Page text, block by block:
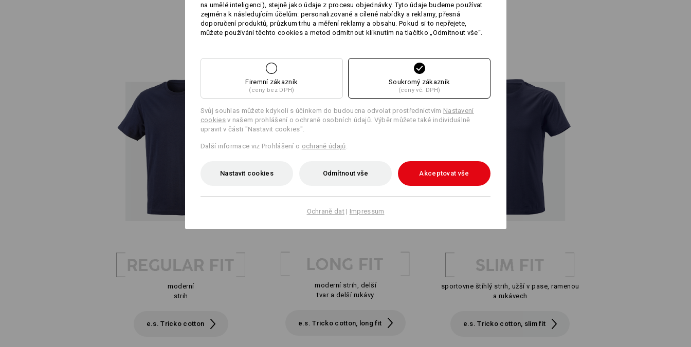
1 TRICKO – 3 STRIHY
PRO KAŽDÉHO TEN SPRÁVNÝ TVAR
moderní
strih
e.s. Tricko cotton
moderní strih, delší
tvar a delší rukávy
e.s. Tricko cotton, long fit
sportovne štíhlý strih, užší v pase, ramenou
a rukávech
e.s. Tricko cotton, slim fit
na umělé inteligenci), stejně jako údaje z procesu objednávky. Tyto údaje budeme používat
zejména k následujícím účelům: personalizované a cílené nabídky a reklamy, přesná
doporučení produktů, průzkum trhu a měření reklamy a obsahu. Pokud si to nepřejete,
můžete používání těchto cookies a metod odmítnout kliknutím na tlačítko „Odmítnout vše“.
Firemní zákazník
(ceny bez DPH)
Soukromý zákazník
(ceny vč. DPH)
Svůj souhlas můžete kdykoli s účinkem do budoucna odvolat prostřednictvím Nastavení
cookiesv našem prohlášení o ochraně osobních údajů. Výběr můžete také individuálně
upravit v části "Nastavit cookies".
Další informace viz Prohlášení o ochraně údajů
Nastavit cookies Odmítnout vše Akceptovat vše
Ochraně dat| Impressum